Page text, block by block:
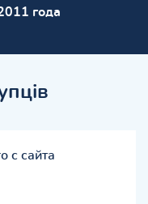
года
с сайта